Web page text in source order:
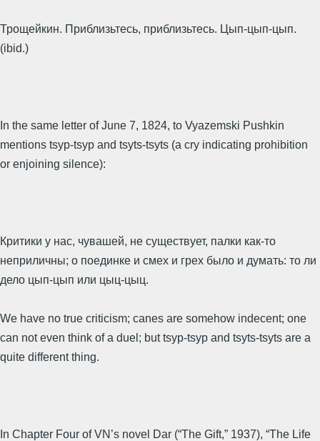
Трощейкин. Приблизьтесь, приблизьтесь. Цып-цып-цып.
(ibid.)
In the same letter of June 7, 1824, to Vyazemski Pushkin
mentions tsyp-tsyp and tsyts-tsyts (a cry indicating prohibition
or enjoining silence):
Критики у нас, чувашей, не существует, палки как-то
неприличны; о поединке и смех и грех было и думать: то ли
дело цып-цып или цыц-цыц.
We have no true criticism; canes are somehow indecent; one
can not even think of a duel; but tsyp-tsyp and tsyts-tsyts are a
quite different thing.
In Chapter Four of VN’s novel Dar (“The Gift,” 1937), “The Life